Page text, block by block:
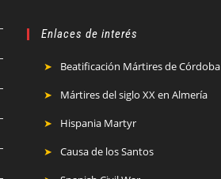
Enlaces de interés
Beatificación Mártires de Córdoba
Mártires del siglo XX en Almería
Hispania Martyr
Causa de los Santos